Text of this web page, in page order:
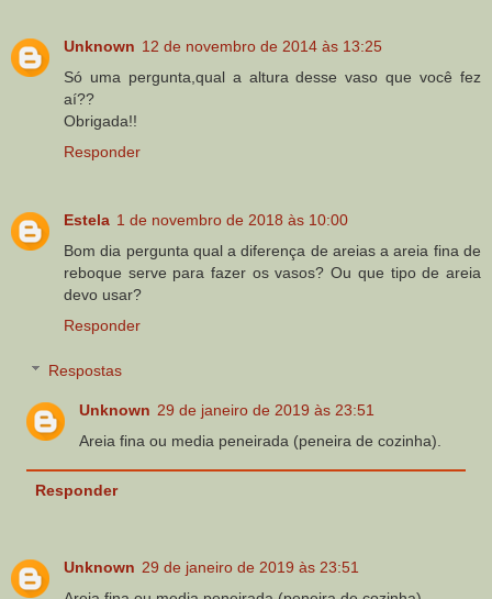
Unknown 12 de novembro de 2014 às 13:25
Só uma pergunta,qual a altura desse vaso que você fez
aí??
Obrigada!!
Responder
Estela 1 de novembro de 2018 às 10:00
Bom dia pergunta qual a diferença de areias a areia fina de
reboque serve para fazer os vasos? Ou que tipo de areia
devo usar?
Responder
Respostas
Unknown 29 de janeiro de 2019 às 23:51
Areia fina ou media peneirada (peneira de cozinha).
Responder
Unknown 29 de janeiro de 2019 às 23:51